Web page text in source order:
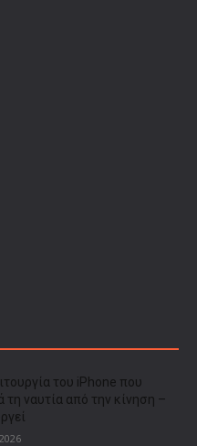
του iPhone που
τη ναυτία από την κίνηση –